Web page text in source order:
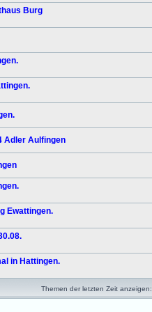
Burg
Adler Aulfingen
Ewattingen.
in Hattingen.
Themen der letzten Zeit anzeigen: